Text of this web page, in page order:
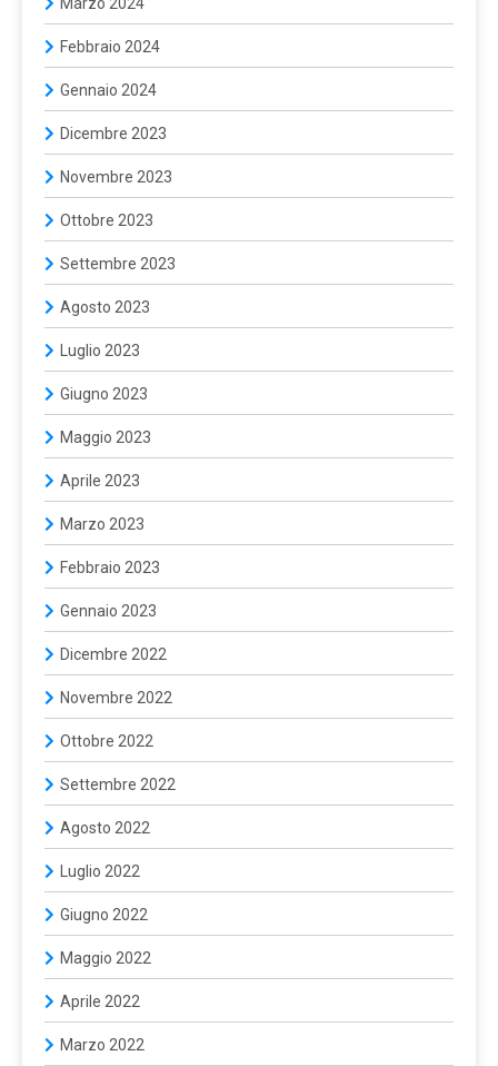
Febbraio 2024
Gennaio 2024
Dicembre 2023
Novembre 2023
Ottobre 2023
Settembre 2023
Agosto 2023
Luglio 2023
Giugno 2023
Maggio 2023
Aprile 2023
Marzo 2023
Febbraio 2023
Gennaio 2023
Dicembre 2022
Novembre 2022
Ottobre 2022
Settembre 2022
Agosto 2022
Luglio 2022
Giugno 2022
Maggio 2022
Aprile 2022
Marzo 2022